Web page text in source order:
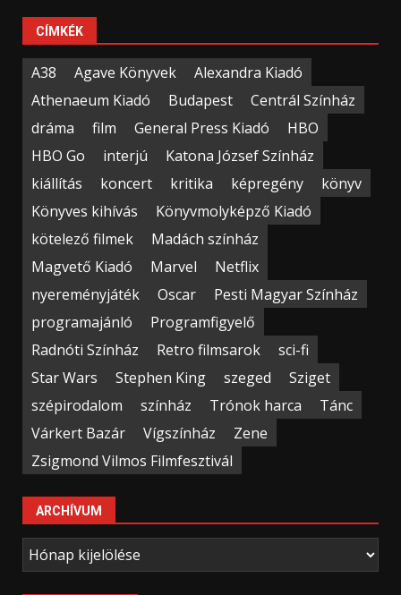
CÍMKÉK
A38 Agave Könyvek
Alexandra Kiadó
Athenaeum Kiadó
Budapest
Centrál Színház
dráma
film General Press Kiadó
HBO
HBO Go
interjú
Katona József Színház
kiállítás
koncert kritika képregény
könyv
Könyves kihívás
Könyvmolyképző Kiadó
kötelező filmek
Madách színház
Magvető Kiadó
Marvel
Netflix
nyereményjáték
Oscar
Pesti Magyar Színház
programajánló
Programfigyelő
Radnóti Színház
Retro filmsarok
sci-fi
Star Wars
Stephen King szeged
Sziget
szépirodalom
színház Trónok harca
Tánc
Várkert Bazár
Vígszínház
Zene
Zsigmond Vilmos Filmfesztivál
ARCHÍVUM
Archívum